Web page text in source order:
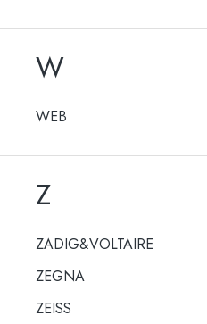
W
WEB
Z
ZADIG&VOLTAIRE
ZEGNA
ZEISS